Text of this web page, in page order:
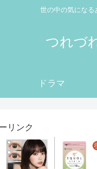
世の中の気になる
つれづ
ドラマ
リンク